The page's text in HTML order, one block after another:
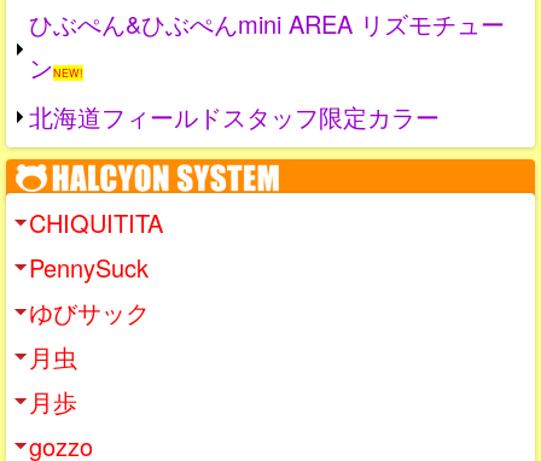
ひぶぺん&ひぶぺんmini AREA リズモチュー
ンNEW!
北海道フィールドスタッフ限定カラー
CHIQUITITA
PennySuck
ゆびサック
月虫
月歩
gozzo